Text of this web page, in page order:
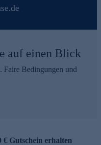
auf einen Blick
Faire Bedingungen und
€ Gutschein erhalten